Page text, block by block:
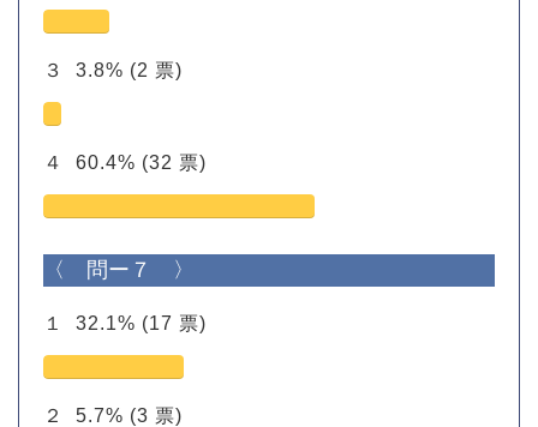
３ 3.8% (2 票)
４ 60.4% (32 票)
〈 問ー７ 〉
１ 32.1% (17 票)
２ 5.7% (3 票)